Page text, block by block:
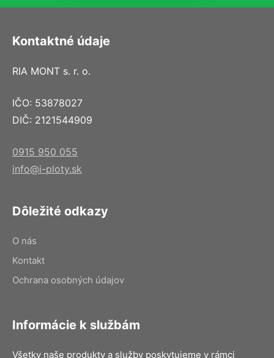
Kontaktné údaje
RIA MONT s. r. o.
IČO: 53878027
DIČ: 2121544909
0915 950 055
info@i-ploty.sk
Dôležité odkazy
O nás
Kontakt
Ochrana osobných údajov
Informácie k službám
Všetky naše produkty a služby poskytujeme v rámci